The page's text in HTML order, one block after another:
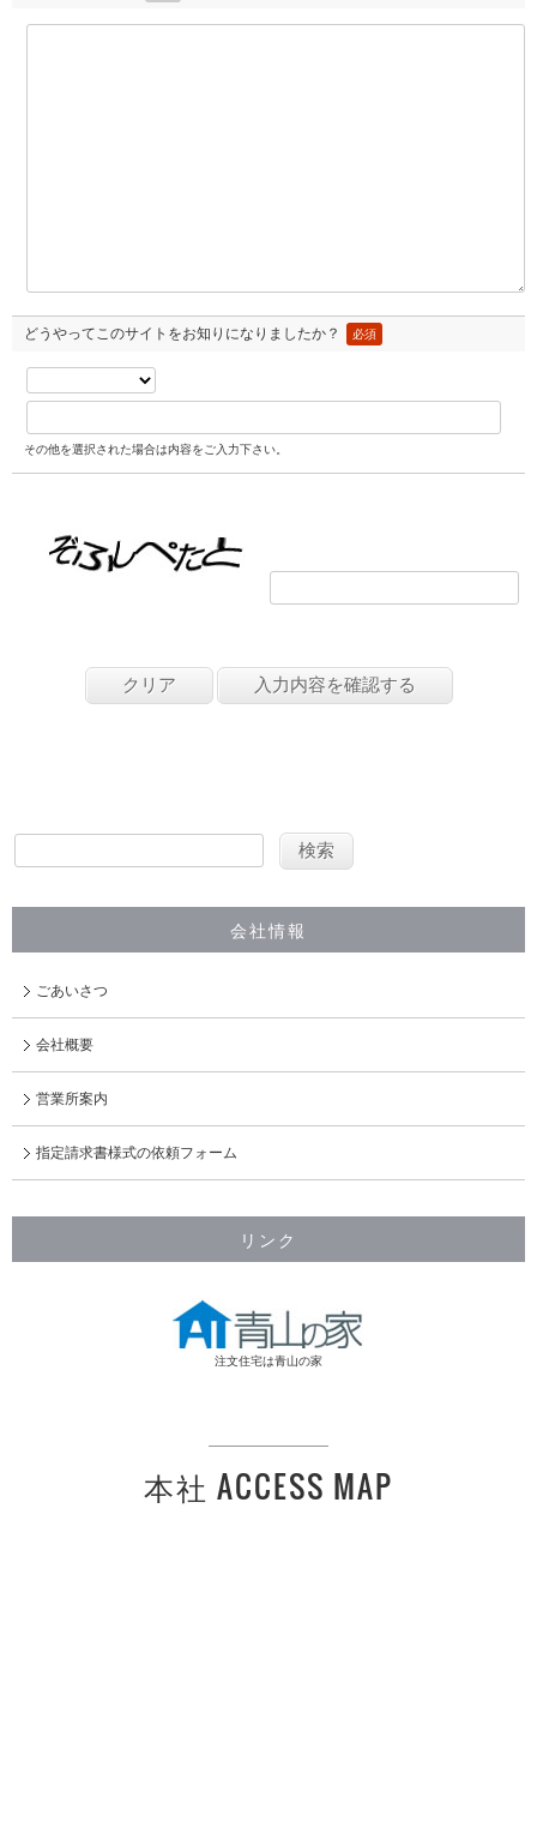
どうやってこのサイトをお知りになりましたか？ 必須
その他を選択された場合は内容をご入力下さい。
会社情報
ごあいさつ
会社概要
営業所案内
指定請求書様式の依頼フォーム
リンク
注文住宅は青山の家
本社 ACCESS MAP